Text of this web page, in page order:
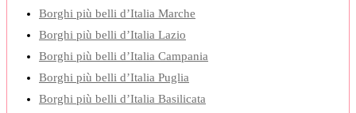
Borghi più belli d’Italia Marche
Borghi più belli d’Italia Lazio
Borghi più belli d’Italia Campania
Borghi più belli d’Italia Puglia
Borghi più belli d’Italia Basilicata